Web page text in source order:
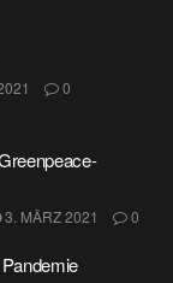
0
3. MÄRZ 2021 0